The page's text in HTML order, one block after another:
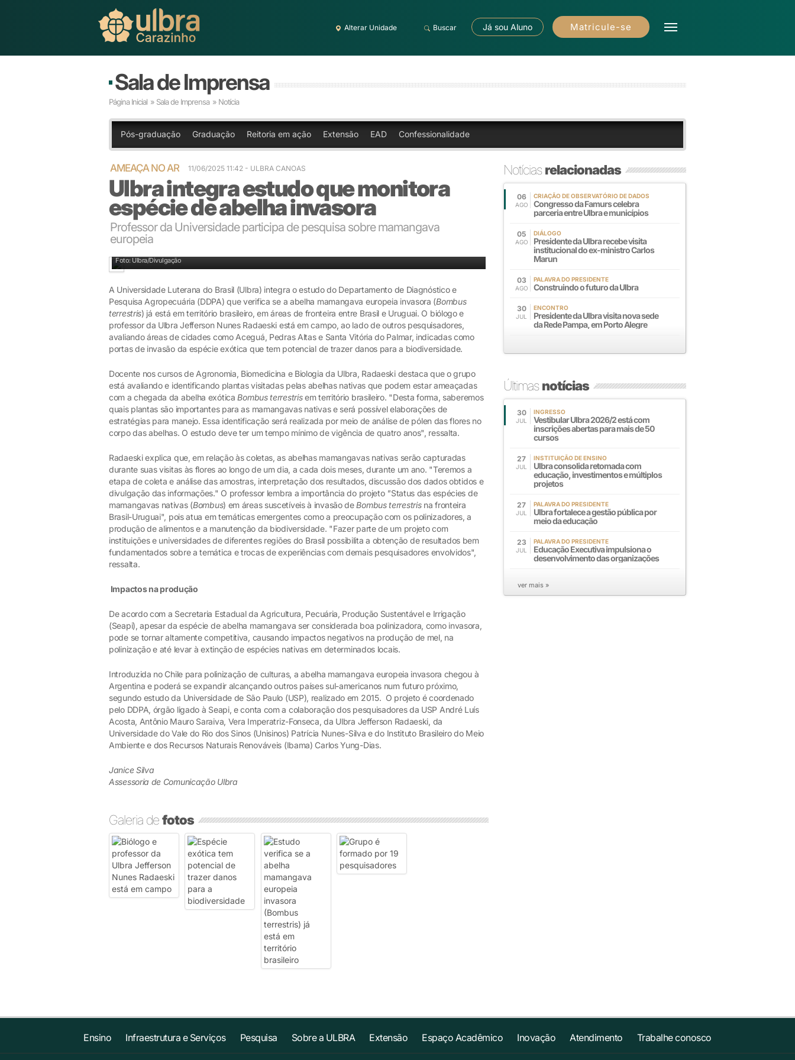
Alterar Unidade Buscar Já sou Aluno Matricule-se
Sala de Imprensa
Página Inicial » Sala de Imprensa » Notícia
Pós-graduação Graduação Reitoria em ação Extensão EAD Confessionalidade
AMEAÇA NO AR 11/06/2025 11:42 - ULBRA CANOAS
Ulbra integra estudo que monitora
espécie de abelha invasora
Professor da Universidade participa de pesquisa sobre mamangava
europeia
Foto: Ulbra/Divulgação
A Universidade Luterana do Brasil (Ulbra) integra o estudo do Departamento de Diagnóstico e
Pesquisa Agropecuária (DDPA) que verifica se a abelha mamangava europeia invasora (Bombus
terrestris) já está em território brasileiro, em áreas de fronteira entre Brasil e Uruguai. O biólogo e
professor da Ulbra Jefferson Nunes Radaeski está em campo, ao lado de outros pesquisadores,
avaliando áreas de cidades como Aceguá, Pedras Altas e Santa Vitória do Palmar, indicadas como
portas de invasão da espécie exótica que tem potencial de trazer danos para a biodiversidade.
Docente nos cursos de Agronomia, Biomedicina e Biologia da Ulbra, Radaeski destaca que o grupo
está avaliando e identificando plantas visitadas pelas abelhas nativas que podem estar ameaçadas
com a chegada da abelha exóticaBombus terrestrisem território brasileiro. "Desta forma, saberemos
quais plantas são importantes para as mamangavas nativas e será possível elaborações de
estratégias para manejo. Essa identificação será realizada por meio de análise de pólen das flores no
corpo das abelhas. O estudo deve ter um tempo mínimo de vigência de quatro anos", ressalta.
Radaeski explica que, em relação às coletas, as abelhas mamangavas nativas serão capturadas
durante suas visitas às flores ao longo de um dia, a cada dois meses, durante um ano. "Teremos a
etapa de coleta e análise das amostras, interpretação dos resultados, discussão dos dados obtidos e
divulgação das informações." O professor lembra a importância do projeto "Status das espécies de
mamangavas nativas (Bombus) em áreas suscetíveis à invasão deBombus terrestrisna fronteira
Brasil-Uruguai", pois atua em temáticas emergentes como a preocupação com os polinizadores, a
produção de alimentos e a manutenção da biodiversidade. "Fazer parte de um projeto com
instituições e universidades de diferentes regiões do Brasil possibilita a obtenção de resultados bem
fundamentados sobre a temática e trocas de experiências com demais pesquisadores envolvidos",
ressalta.
Impactos na produção
De acordo com a Secretaria Estadual da Agricultura, Pecuária, Produção Sustentável e Irrigação
(Seapi), apesar da espécie de abelha mamangava ser considerada boa polinizadora, como invasora,
pode se tornar altamente competitiva, causando impactos negativos na produção de mel, na
polinização e até levar à extinção de espécies nativas em determinados locais.
Introduzida no Chile para polinização de culturas, a abelha mamangava europeia invasora chegou à
Argentina e poderá se expandir alcançando outros países sul-americanos num futuro próximo,
segundo estudo da Universidade de São Paulo (USP), realizado em 2015. O projeto é coordenado
pelo DDPA, órgão ligado à Seapi, e conta com a colaboração dos pesquisadores da USP André Luís
Acosta, Antônio Mauro Saraiva, Vera Imperatriz-Fonseca, da Ulbra Jefferson Radaeski, da
Universidade do Vale do Rio dos Sinos (Unisinos) Patrícia Nunes-Silva e do Instituto Brasileiro do Meio
Ambiente e dos Recursos Naturais Renováveis (Ibama) Carlos Yung-Dias.
Janice Silva
Assessoria de Comunicação Ulbra
Galeria defotos
Notíciasrelacionadas
06
AGO
CRIAÇÃO DE OBSERVATÓRIO DE DADOS
Congresso da Famurs celebra
parceria entre Ulbra e municípios
05
AGO
DIÁLOGO
Presidente da Ulbra recebe visita
institucional do ex-ministro Carlos
Marun
03
AGO
PALAVRA DO PRESIDENTE
Construindo o futuro da Ulbra
30
JUL
ENCONTRO
Presidente da Ulbra visita nova sede
da Rede Pampa, em Porto Alegre
Últimasnotícias
30
JUL
INGRESSO
Vestibular Ulbra 2026/2 está com
inscrições abertas para mais de 50
cursos
27
JUL
INSTITUIÇÃO DE ENSINO
Ulbra consolida retomada com
educação, investimentos e múltiplos
projetos
27
JUL
PALAVRA DO PRESIDENTE
Ulbra fortalece a gestão pública por
meio da educação
23
JUL
PALAVRA DO PRESIDENTE
Educação Executiva impulsiona o
desenvolvimento das organizações
ver mais »
Ensino Infraestrutura e Serviços Pesquisa Sobre a ULBRA Extensão Espaço Acadêmico Inovação Atendimento Trabalhe conosco